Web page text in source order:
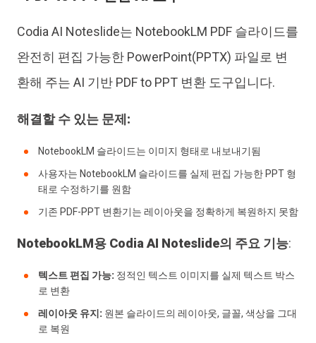
Codia AI Noteslide는 NotebookLM PDF 슬라이드를
완전히 편집 가능한 PowerPoint(PPTX) 파일로 변
환해 주는 AI 기반 PDF to PPT 변환 도구입니다.
해결할 수 있는 문제:
NotebookLM 슬라이드는 이미지 형태로 내보내기됨
사용자는 NotebookLM 슬라이드를 실제 편집 가능한 PPT 형
태로 수정하기를 원함
기존 PDF-PPT 변환기는 레이아웃을 정확하게 복원하지 못함
NotebookLM용 Codia AI Noteslide의 주요 기능:
텍스트 편집 가능: 정적인 텍스트 이미지를 실제 텍스트 박스
로 변환
레이아웃 유지: 원본 슬라이드의 레이아웃, 글꼴, 색상을 그대
로 복원